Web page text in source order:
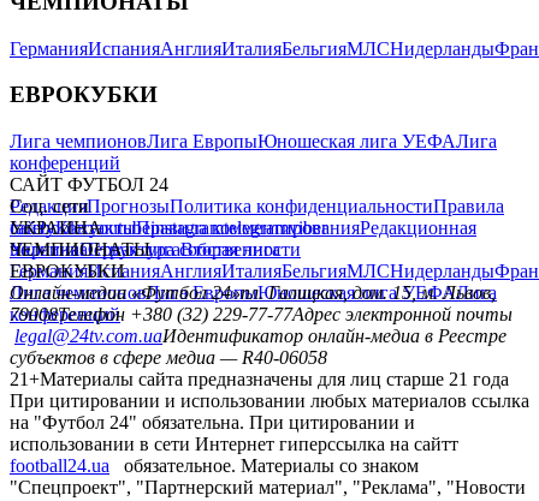
ГерманияИспанияАнглияИталияБельгияМЛСНидерланды
ЕВРОКУБКИ
Лига чемпионовЛига ЕвропыЮношеская лига УЕФАЛига
конференций
САЙТ ФУТБОЛ 24
РедакцияПрогнозыПолитика конфиденциальностиПравила
сайтуКонтактыПравила комментированияРедакционная
политикаСтруктура собственности
Соц. сети
facebookxyoutubeinstagramtelegramviber
УКРАИНА
УкраинаПервая лигаВторая лига
ЧЕМПИОНАТЫ
ГерманияИспанияАнглияИталияБельгияМЛСНидерланды
ЕВРОКУБКИ
Лига чемпионовЛига ЕвропыЮношеская лига УЕФАЛига
конференций
Онлайн-медиа «Футбол 24»пл. Галицкая, дом. 15, м. Львов,
79008Телефон +380 (32) 229-77-77Адрес электронной почты
legal@24tv.com.uaИдентификатор онлайн-медиа в Реестре
субъектов в сфере медиа — R40-06058
21+Материалы сайта предназначены для лиц старше 21 года
При цитировании и использовании любых материалов ссылка
на "Футбол 24" обязательна. При цитировании и
использовании в сети Интернет гиперссылка на сайтт
football24.ua
обязательное. Материалы со знаком
"Спецпроект", "Партнерский материал", "Реклама", "Новости